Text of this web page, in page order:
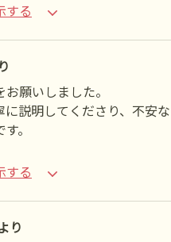
する
願いしました。
に説明してくださり、不安
。
する
り